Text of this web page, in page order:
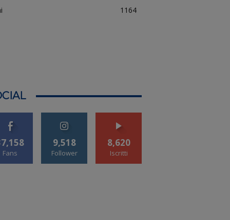
1164
Fans
9,518
Follower
8,620
Iscritti